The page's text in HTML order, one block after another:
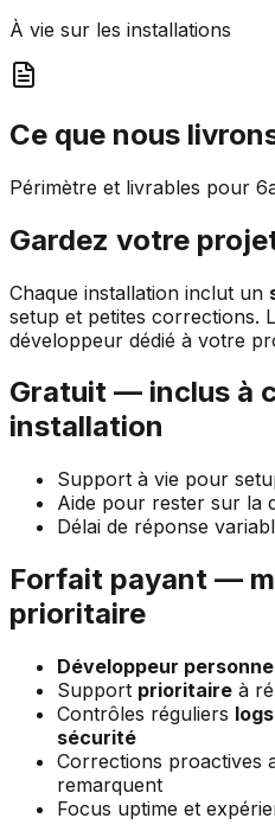
À vie sur les installations
Ce que nous
Périmètre et livrables pour
Gardez votre
Chaque installation inclut un
setup et petites corrections.
développeur dédié à votre
Gratuit — inclus à
installation
Support à vie pour
Aide pour rester sur la
Délai de réponse
Forfait payant —
prioritaire
Développeur
Support prioritaire à
Contrôles réguliers
sécurité
Corrections proactives
remarquent
Focus uptime et